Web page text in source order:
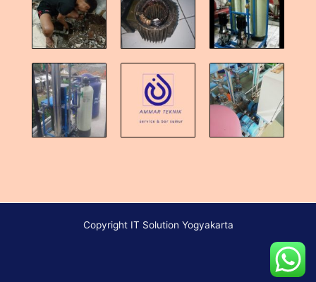
Copyright IT Solution Yogyakarta